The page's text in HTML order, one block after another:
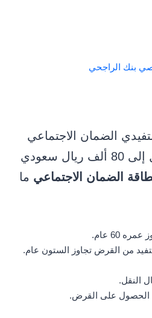
بنك الراجحي
الضمان الاجتماعي
بالسعودية بالتقسيط، وذلك من خلال منحهم تمويل بقيمة تصل إلى 80 ألف ريال سعودي
الضمان الاجتماعي ما
من القرض تجاوز الستون عام.
النقل.
الحصول على القرض.